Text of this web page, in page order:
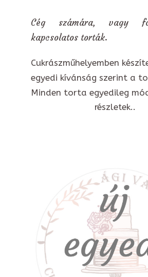
Cég számára, vagy
kapcsolatos torták.
Cukrászműhelyemben
egyedi kívánság szerint a
Minden torta egyedileg
részletek..